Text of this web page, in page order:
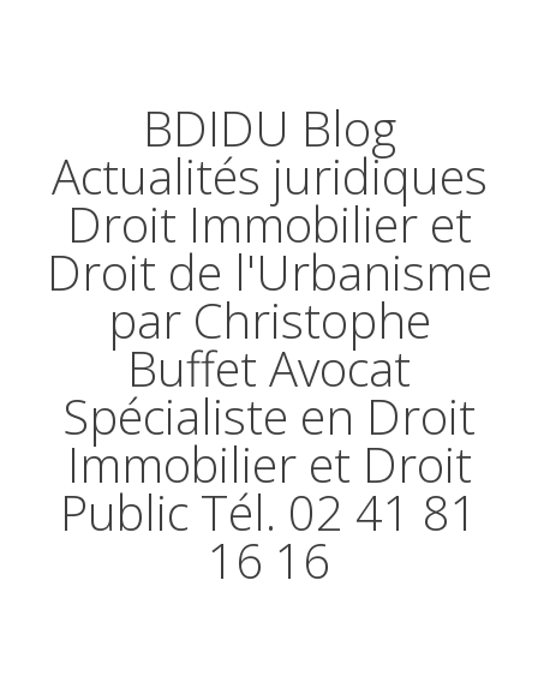
BDIDU Blog
Actualités juridiques
Droit Immobilier et
Droit de l'Urbanisme
par Christophe
Buffet Avocat
Spécialiste en Droit
Immobilier et Droit
Public Tél. 02 41 81
16 16